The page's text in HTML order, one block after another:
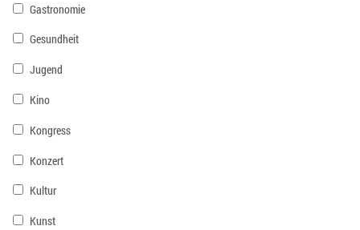
Gastronomie
Gesundheit
Jugend
Kino
Kongress
Konzert
Kultur
Kunst